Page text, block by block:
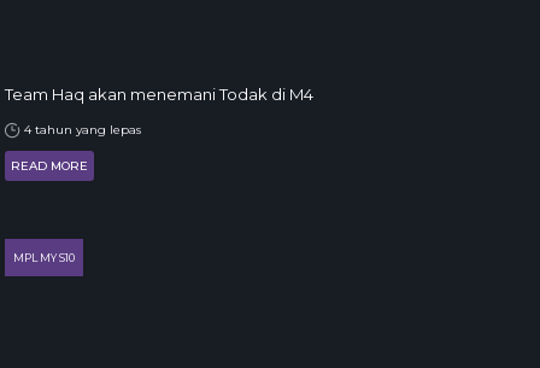
Team Haq akan menemani Todak di M4
4 tahun yang lepas
READ MORE
MPL MY S10